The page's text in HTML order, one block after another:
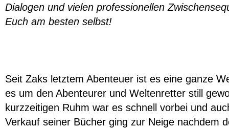
Dialogen und vielen professionellen
Euch am besten selbst!
Seit Zaks letztem Abenteuer ist es eine ganze
es um den Abenteurer und Weltenretter still
kurzzeitigen Ruhm war es schnell vorbei und
Verkauf seiner Bücher ging zur Neige nachdem